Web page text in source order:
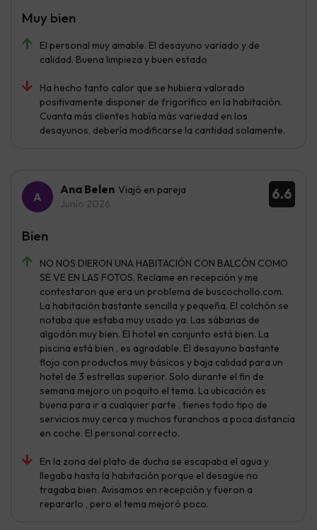
El personal muy amable. El desayuno variado y de
calidad. Buena limpieza y buen estado
Ha hecho tanto calor que se hubiera valorado
positivamente disponer de frigorífico en la habitación.
Cuanta más clientes había más variedad en los
desayunos, debería modificarse la cantidad solamente.
Muy bien
6.6
Ana Belen Viajó en pareja
Junio 2026
NO NOS DIERON UNA HABITACIÓN CON BALCÓN COMO
SE VE EN LAS FOTOS. Reclame en recepción y me
contestaron que era un problema de buscochollo.com.
La habitación bastante sencilla y pequeña. El colchón se
notaba que estaba muy usado ya. Las sábanas de
algodón muy bien. El hotel en conjunto está bien. La
piscina está bien , es agradable. El desayuno bastante
flojo con productos muy básicos y baja calidad para un
hotel de 3 estrellas superior. Solo durante el fin de
semana mejoro un poquito el tema. La ubicación es
buena para ir a cualquier parte , tienes todo tipo de
servicios muy cerca y muchos furanchos a poca distancia
en coche. El personal correcto.
En la zona del plato de ducha se escapaba el agua y
llegaba hasta la habitación porque el desagüe no
tragaba bien. Avisamos en recepción y fueron a
repararlo , pero el tema mejoró poco.
Bien